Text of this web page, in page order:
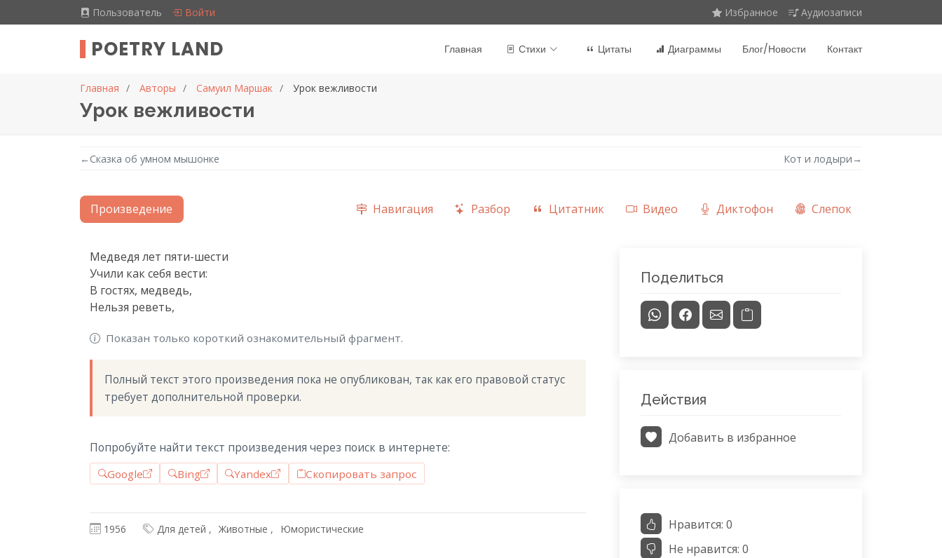
Пользователь Войти Избранное Аудиозаписи
POETRY LAND Главная Стихи Цитаты Диаграммы Блог/Новости Контакт
Главная Авторы Самуил Маршак Урок вежливости
Урок вежливости
← Сказка об умном мышонке Кот и лодыри →
Произведение Навигация Разбор Цитатник Видео Диктофон Слепок
Текст произведения
Медведя лет пяти-шести
Учили как себя вести:
В гостях, медведь,
Hельзя pеветь,
Показан только короткий ознакомительный фрагмент.
Полный текст этого произведения пока не опубликован, так как его правовой статус
требует дополнительной проверки.
Попробуйте найти текст произведения через поиск в интернете:
Google Bing Yandex Скопировать запрос
1956 Для детей Животные Юмористические
Поделиться
Действия
Добавить в избранное
Нравится: 0
Не нравится: 0